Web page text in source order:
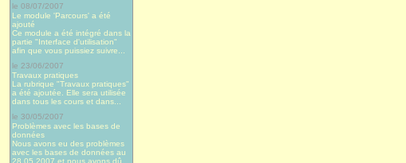
le 08/07/2007
Le module 'Parcours' a été
ajouté
Ce module a été intégré dans la
partie "Interface d'utilisation"
afin que vous puissiez suivre...
le 23/06/2007
Travaux pratiques
La rubrique "Travaux pratiques"
a été ajoutée. Elle sera utilisée
dans tous les cours et dans...
le 30/05/2007
Problèmes avec les bases de
données
Nous avons eu des problèmes
avec les bases de données au
28.05.2007 et nous avons dû